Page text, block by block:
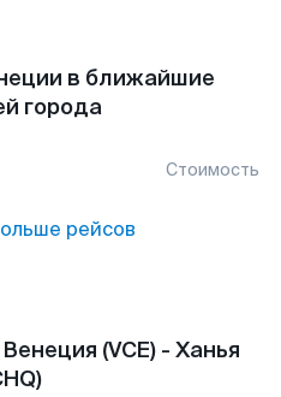
в ближайшие
города
Стоимость
рейсов
(VCE) - Ханья